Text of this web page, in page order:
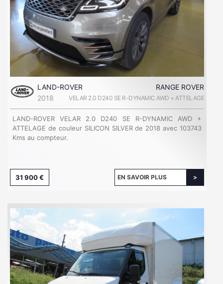
LAND-ROVER
RANGE ROVER
2018
VELAR 2.0 D240 SE R-DYNAMIC AWD + ATTELAGE
LAND-ROVER VELAR 2.0 D240 SE R-DYNAMIC AWD +
ATTELAGE de couleur SILICON SILVER de 2018 avec 103743
Kms au compteur.
31 900 € EN SAVOIR PLUS